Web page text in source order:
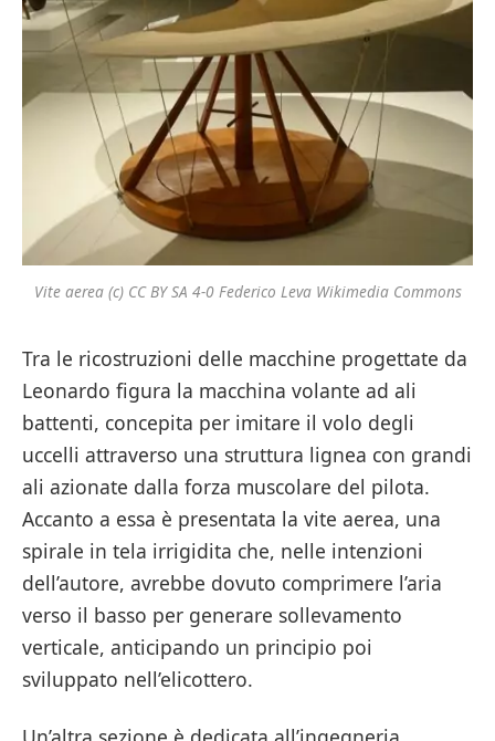
Vite aerea (c) CC BY SA 4-0 Federico Leva Wikimedia Commons
Tra le ricostruzioni delle macchine progettate da
Leonardo figura la macchina volante ad ali
battenti, concepita per imitare il volo degli
uccelli attraverso una struttura lignea con grandi
ali azionate dalla forza muscolare del pilota.
Accanto a essa è presentata la vite aerea, una
spirale in tela irrigidita che, nelle intenzioni
dell’autore, avrebbe dovuto comprimere l’aria
verso il basso per generare sollevamento
verticale, anticipando un principio poi
sviluppato nell’elicottero.